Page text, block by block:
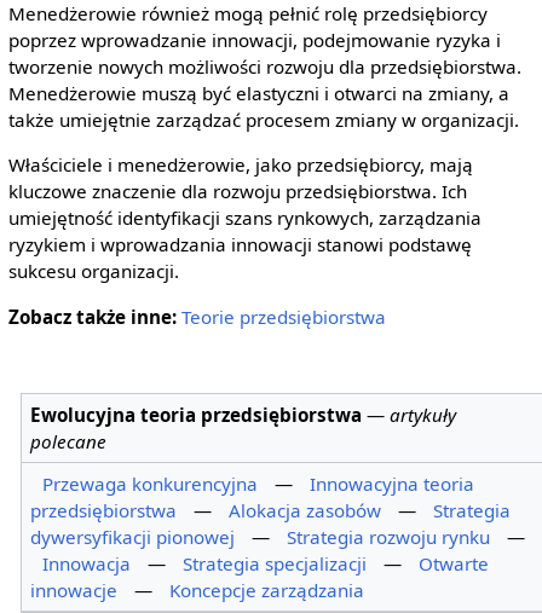
Menedżerowie również mogą pełnić rolę przedsiębiorcy
poprzez wprowadzanie innowacji, podejmowanie ryzyka i
tworzenie nowych możliwości rozwoju dla przedsiębiorstwa.
Menedżerowie muszą być elastyczni i otwarci na zmiany, a
także umiejętnie zarządzać procesem zmiany w organizacji.
Właściciele i menedżerowie, jako przedsiębiorcy, mają
kluczowe znaczenie dla rozwoju przedsiębiorstwa. Ich
umiejętność identyfikacji szans rynkowych, zarządzania
ryzykiem i wprowadzania innowacji stanowi podstawę
sukcesu organizacji.
Zobacz także inne: Teorie przedsiębiorstwa
Ewolucyjna teoria przedsiębiorstwa —artykuły
polecane
Przewaga konkurencyjna
—
Innowacyjna teoria
przedsiębiorstwa
— Alokacja zasobów —
Strategia
dywersyfikacji pionowej
— Strategia rozwoju rynku
—
Innowacja
— Strategia specjalizacji —
Otwarte
innowacje
— Koncepcje zarządzania